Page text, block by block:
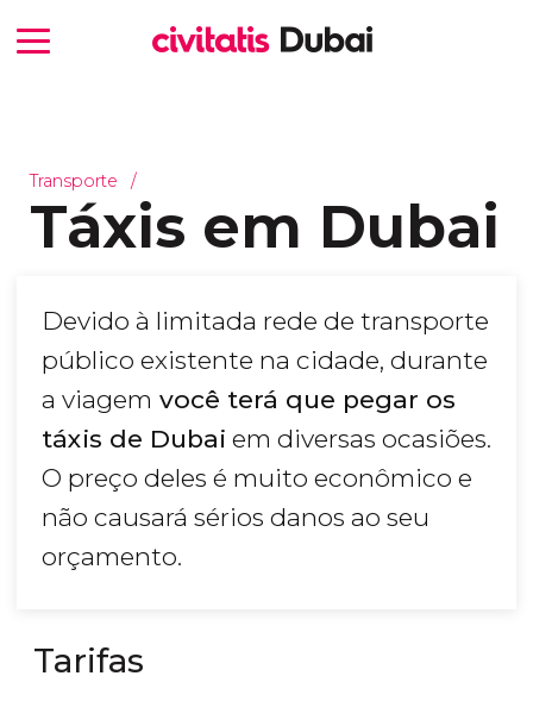
Transporte
Táxis em Dubai
Devido à limitada rede de transporte
público existente na cidade, durante
a viagem você terá que pegar os
táxis de Dubai em diversas ocasiões.
O preço deles é muito econômico e
não causará sérios danos ao seu
orçamento.
Tarifas